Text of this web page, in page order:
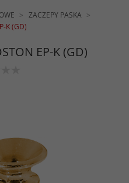
ZACZEPY PASKA
K (GD)
EP-K (GD)